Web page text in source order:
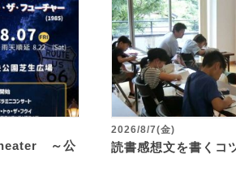
～公
2026/8/7(金)
読書感想文を書くコ